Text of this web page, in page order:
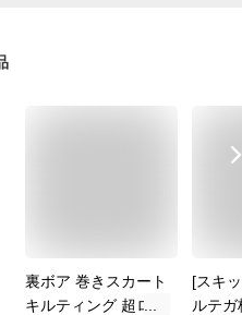
裏ボア 巻きスカート
キルティング 超ロン
[スキ
ルテ